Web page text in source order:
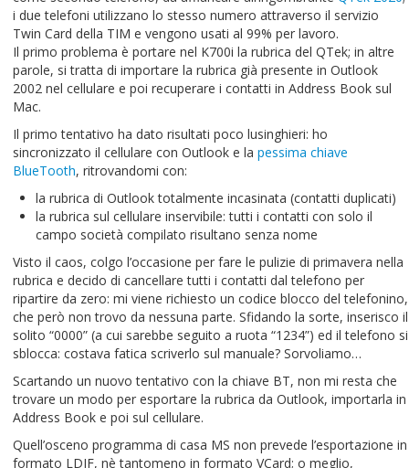
Cookie
i due telefoni utilizzano lo stesso numero attraverso il servizio
Twin Card della TIM e vengono usati al 99% per lavoro.
Il primo problema è portare nel K700i la rubrica del QTek; in altre
parole, si tratta di importare la rubrica già presente in Outlook
2002 nel cellulare e poi recuperare i contatti in Address Book sul
Mac.
Il primo tentativo ha dato risultati poco lusinghieri: ho
sincronizzato il cellulare con Outlook e la pessima chiave
BlueTooth, ritrovandomi con:
la rubrica di Outlook totalmente incasinata (contatti duplicati)
la rubrica sul cellulare inservibile: tutti i contatti con solo il
campo società compilato risultano senza nome
Visto il caos, colgo l’occasione per fare le pulizie di primavera nella
rubrica e decido di cancellare tutti i contatti dal telefono per
ripartire da zero: mi viene richiesto un codice blocco del telefonino,
che però non trovo da nessuna parte. Sfidando la sorte, inserisco il
solito “0000” (a cui sarebbe seguito a ruota “1234”) ed il telefono si
sblocca: costava fatica scriverlo sul manuale? Sorvoliamo…
Scartando un nuovo tentativo con la chiave BT, non mi resta che
trovare un modo per esportare la rubrica da Outlook, importarla in
Address Book e poi sul cellulare.
Quell’osceno programma di casa MS non prevede l’esportazione in
formato LDIF, nè tantomeno in formato VCard; o meglio,